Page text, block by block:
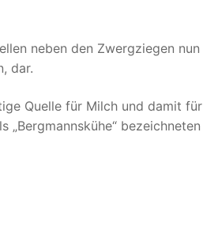
neben den Zwergziegen nun
dar.
Quelle für Milch und damit
bezeichneten